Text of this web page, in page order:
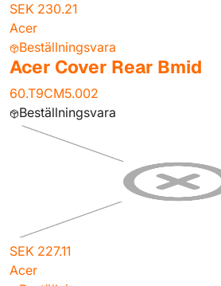
SEK 230.21
Acer
Beställningsvara
Acer Cover Rear Bmid
60.T9CM5.002
Beställningsvara
SEK 227.11
Acer